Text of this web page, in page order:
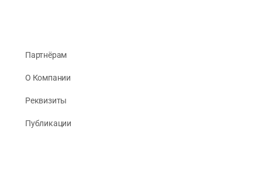
Партнёрам
О Компании
Реквизиты
Публикации